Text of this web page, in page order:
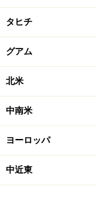
タヒチ
グアム
北米
中南米
ヨーロッパ
中近東